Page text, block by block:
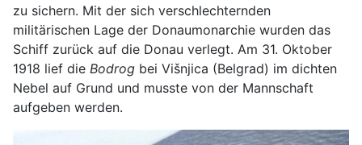
zu sichern. Mit der sich verschlechternden
militärischen Lage der Donaumonarchie wurden das
Schiff zurück auf die Donau verlegt. Am 31. Oktober
1918 lief die Bodrog bei Višnjica (Belgrad) im dichten
Nebel auf Grund und musste von der Mannschaft
aufgeben werden.